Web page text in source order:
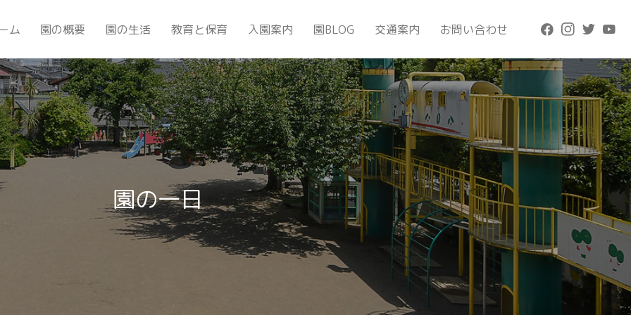
ム 園の概要 園の生活 教育と保育 入園案内 園BLOG 交通案内 お問い合わせ
園の一日